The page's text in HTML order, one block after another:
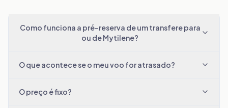
Como funciona a pré-reserva de um transfere para
ou de Mytilene?
O que acontece se o meu voo for atrasado?
O preço é fixo?